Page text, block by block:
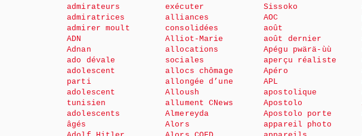
admirateurs
admiratrices
admirer moult
ADN
Adnan
ado dévale
adolescent
parti
adolescent
tunisien
adolescents
âgés
exécuter
alliances
consolidées
Alliot-Marie
allocations
sociales
allocs chômage
allongée d’une
Alloush
allument CNews
Almereyda
Alors
Sissoko
AOC
août
août dernier
Apégu pwärä-ùù
aperçu réaliste
Apéro
APL
apostolique
Apostolo
Apostolo porte
appareil photo